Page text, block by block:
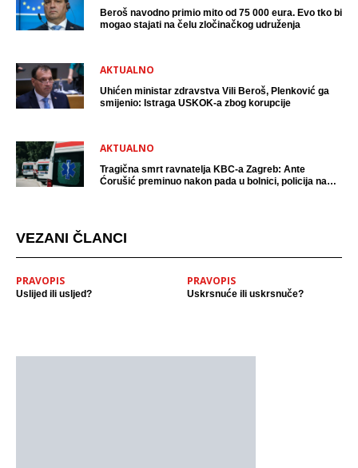
Beroš navodno primio mito od 75 000 eura. Evo tko bi
mogao stajati na čelu zločinačkog udruženja
AKTUALNO
Uhićen ministar zdravstva Vili Beroš, Plenković ga
smijenio: Istraga USKOK-a zbog korupcije
AKTUALNO
Tragična smrt ravnatelja KBC-a Zagreb: Ante
Ćorušić preminuo nakon pada u bolnici, policija na
VEZANI ČLANCI
PRAVOPIS
Uslijed ili usljed?
PRAVOPIS
Uskrsnuće ili uskrsnuče?